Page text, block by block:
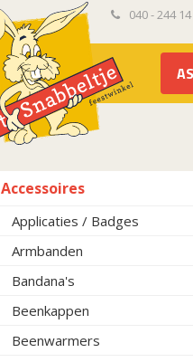
040 - 244
Accessoires
Applicaties / Badges
Armbanden
Bandana's
Beenkappen
Beenwarmers